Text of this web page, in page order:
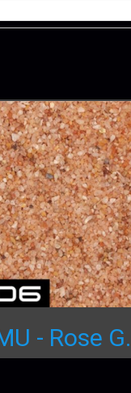
KUMU